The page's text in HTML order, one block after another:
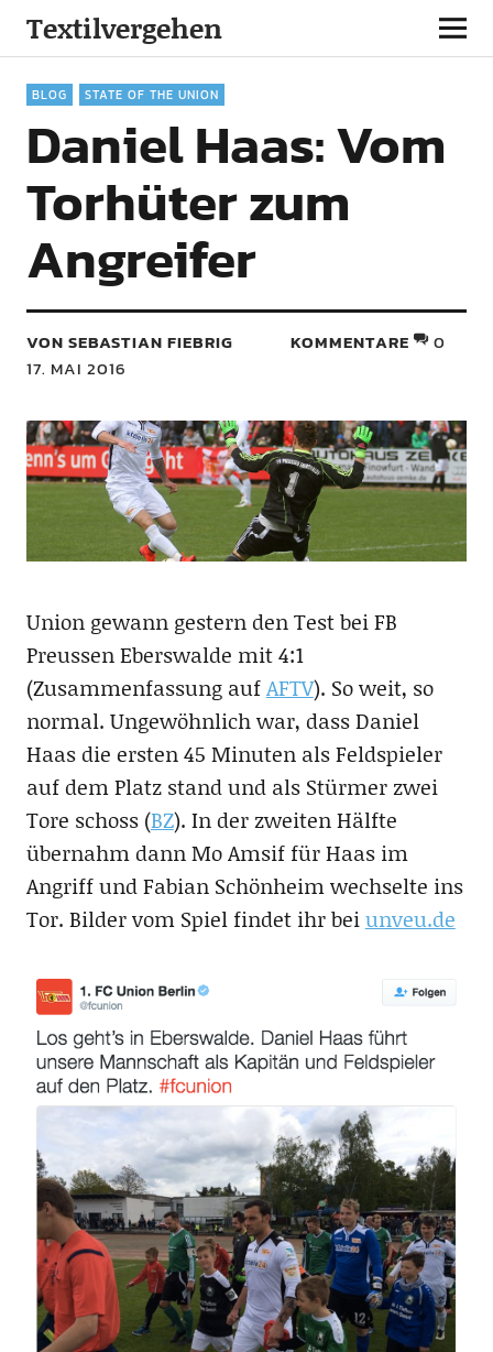
Textilvergehen
BLOG STATE OF THE UNION
Daniel Haas: Vom
Torhüter zum
Angreifer
VON SEBASTIAN FIEBRIG
17. MAI 2016
KOMMENTARE 0
Union gewann gestern den Test bei FB
Preussen Eberswalde mit 4:1
(Zusammenfassung aufAFTV). So weit, so
normal. Ungewöhnlich war, dass Daniel
Haas die ersten 45 Minuten als Feldspieler
auf dem Platz stand und als Stürmer zwei
Tore schoss (BZ). In der zweiten Hälfte
übernahm dann Mo Amsif für Haas im
Angriff und Fabian Schönheim wechselte ins
Tor. Bilder vom Spiel findet ihr beiunveu.de